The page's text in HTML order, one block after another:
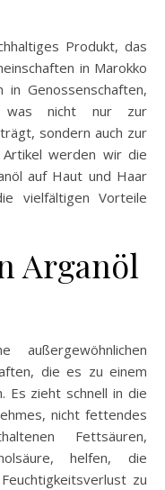
Produkt, das
in Marokko
Genossenschaften,
nicht nur zur
sondern auch zur
werden wir die
auf Haut und Haar
vielfältigen Vorteile
Arganöl
die es zu einem
Es zieht schnell in die
nicht fettendes
Fettsäuren,
helfen, die
zu